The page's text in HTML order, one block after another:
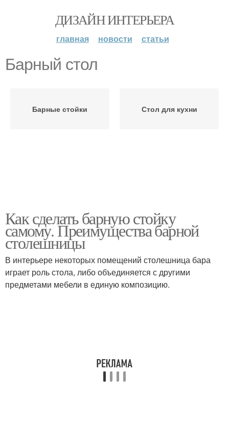
ДИЗАЙН ИНТЕРЬЕРА
главная новости статьи
Барный стол
Барные стойки Стол для кухни
Как сделать барную стойку
самому. Преимущества барной
столешницы
В интерьере некоторых помещений столешница бара
играет роль стола, либо объединяется с другими
предметами мебели в единую композицию.